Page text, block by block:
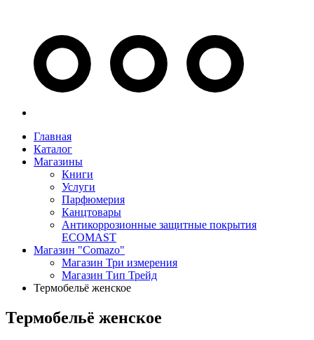
Главная
Каталог
Магазины
Книги
Услуги
Парфюмерия
Канцтовары
Антикоррозионные защитные покрытия
ECOMAST
Магазин "Comazo"
Магазин Три измерения
Магазин Тип Трейд
Термобельё женское
Термобельё женское